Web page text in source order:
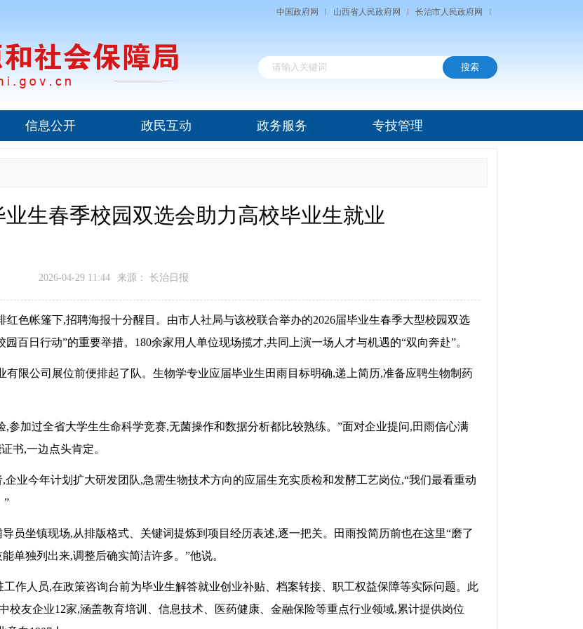
中国政府网 山西省人民政府网 长治市人民政府网
信息公开 政民互动 政务服务 专技管理
业生春季校园双选会助力高校毕业生就业
2026-04-29 11:44 来源： 长治日报
色帐篷下,招聘海报十分醒目。由市人社局与该校联合举办的2026届毕业生春季大型校园双选
百日行动”的重要举措。180余家用人单位现场揽才,共同上演一场人才与机遇的“双向奔赴”。
限公司展位前便排起了队。生物学专业应届毕业生田雨目标明确,递上简历,准备应聘生物制药
参加过全省大学生生命科学竞赛,无菌操作和数据分析都比较熟练。”面对企业提问,田雨信心满
书,一边点头肯定。
业今年计划扩大研发团队,急需生物技术方向的应届生充实质检和发酵工艺岗位,“我们最看重动
”
员坐镇现场,从排版格式、关键词提炼到项目经历表述,逐一把关。田雨投简历前也在这里“磨了
单独列出来,调整后确实简洁许多。”他说。
作人员,在政策咨询台前为毕业生解答就业创业补贴、档案转接、职工权益保障等实际问题。此
校友企业12家,涵盖教育培训、信息技术、医药健康、金融保险等重点行业领域,累计提供岗位